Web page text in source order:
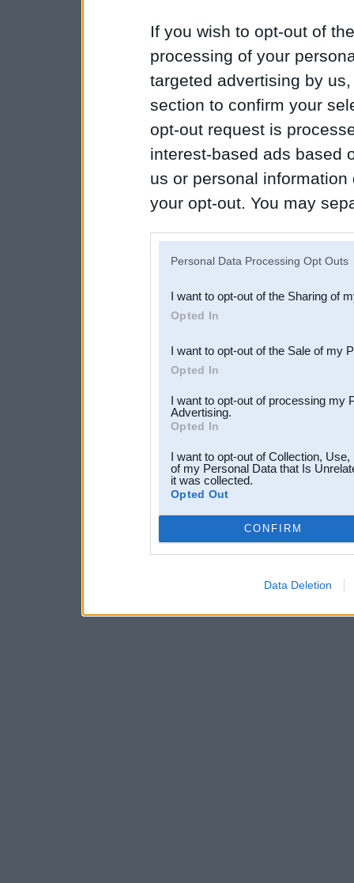
If you wish to opt-out of
processing of your
targeted advertising by
section to confirm your
opt-out request is
interest-based ads based
us or personal
your opt-out. You may
Downstream Participants
third parties.
Personal Data Processing Opt Outs
I want to opt-out of the Sharing of
Opted In
I want to opt-out of the Sale of my
Opted In
I want to opt-out of processing my
Advertising.
Opted In
I want to opt-out of Collection,
of my Personal Data that Is
it was collected.
Opted Out
CONFIRM
Data Deletion